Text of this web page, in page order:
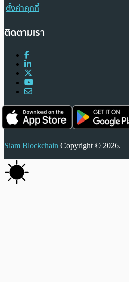
ตั้งค่าคุกกี้
ติดตามเรา
Siam Blockchain Copyright © 2026.